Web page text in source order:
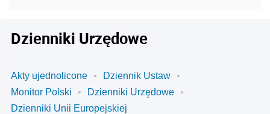
Dzienniki Urzędowe
Akty ujednolicone
Dziennik Ustaw
Monitor Polski
Dzienniki Urzędowe
Dzienniki Unii Europejskiej